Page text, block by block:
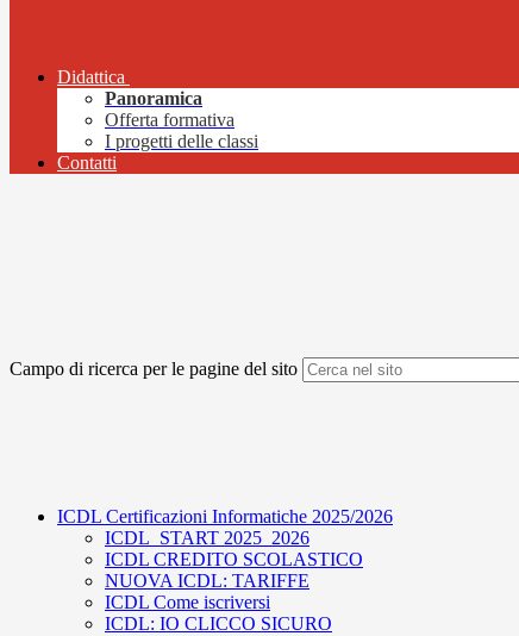
Didattica
Panoramica
Offerta formativa
I progetti delle classi
Contatti
Campo di ricerca per le pagine del sito
ICDL Certificazioni Informatiche 2025/2026
ICDL_START 2025_2026
ICDL CREDITO SCOLASTICO
NUOVA ICDL: TARIFFE
ICDL Come iscriversi
ICDL: IO CLICCO SICURO